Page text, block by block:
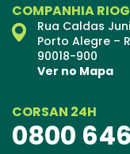
COMPANHIA
Rua Caldas
Porto Alegre –
90018-900
Ver no Mapa
CORSAN 24H
0800